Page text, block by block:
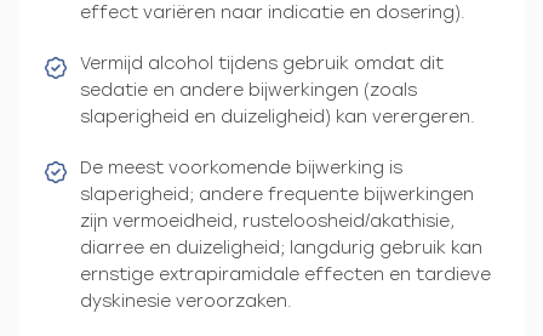
effect variëren naar indicatie en dosering).
Vermijd alcohol tijdens gebruik omdat dit
sedatie en andere bijwerkingen (zoals
slaperigheid en duizeligheid) kan verergeren.
De meest voorkomende bijwerking is
slaperigheid; andere frequente bijwerkingen
zijn vermoeidheid, rusteloosheid/akathisie,
diarree en duizeligheid; langdurig gebruik kan
ernstige extrapiramidale effecten en tardieve
dyskinesie veroorzaken.